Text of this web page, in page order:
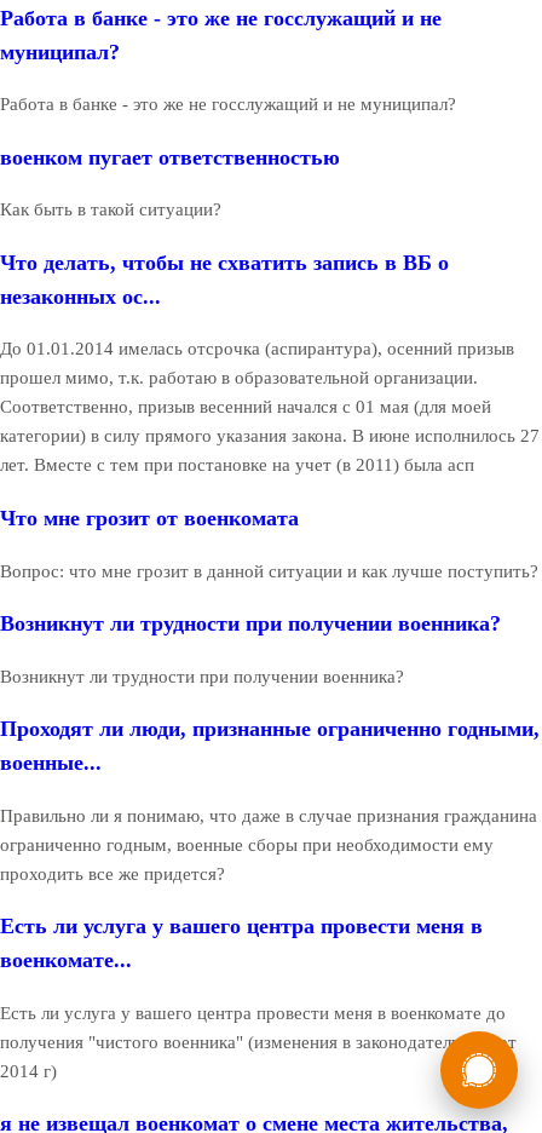
Работа в банке - это же не госслужащий и не
муниципал?
Работа в банке - это же не госслужащий и не муниципал?
военком пугает ответственностью
Как быть в такой ситуации?
Что делать, чтобы не схватить запись в ВБ о
незаконных ос...
До 01.01.2014 имелась отсрочка (аспирантура), осенний призыв
прошел мимо, т.к. работаю в образовательной организации.
Соответственно, призыв весенний начался с 01 мая (для моей
категории) в силу прямого указания закона. В июне исполнилось 27
лет. Вместе с тем при постановке на учет (в 2011) была асп
Что мне грозит от военкомата
Вопрос: что мне грозит в данной ситуации и как лучше поступить?
Возникнут ли трудности при получении военника?
Возникнут ли трудности при получении военника?
Проходят ли люди, признанные ограниченно годными,
военные...
Правильно ли я понимаю, что даже в случае признания гражданина
ограниченно годным, военные сборы при необходимости ему
проходить все же придется?
Есть ли услуга у вашего центра провести меня в
военкомате...
Есть ли услуга у вашего центра провести меня в военкомате до
получения "чистого военника" (изменения в законодательстве от
2014 г)
я не извещал военкомат о смене места жительства,
Мы в России